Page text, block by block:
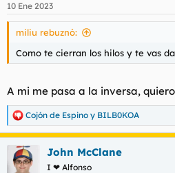
e
s
10 Ene 2023
miliu rebuznó:
Como te cierran los hilos y te vas
A mi me pasa a la inversa,
R
e
a
c
c
Cojón de Espino y BILB0KOA
John McClane
I ❤ Alfonso